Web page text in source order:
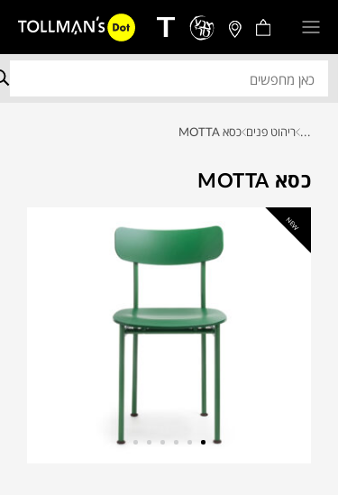
... ריהוט פנים כסא MOTTA
כסא MOTTA
NEW